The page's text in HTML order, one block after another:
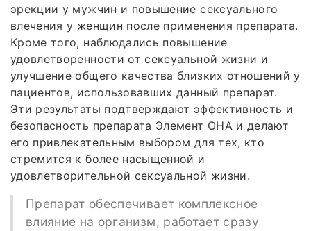
эрекции у мужчин и повышение сексуального
влечения у женщин после применения препарата.
Кроме того, наблюдались повышение
удовлетворенности от сексуальной жизни и
улучшение общего качества близких отношений у
пациентов, использовавших данный препарат.
Эти результаты подтверждают эффективность и
безопасность препарата Элемент ОНА и делают
его привлекательным выбором для тех, кто
стремится к более насыщенной и
удовлетворительной сексуальной жизни.
Препарат обеспечивает комплексное
влияние на организм, работает сразу